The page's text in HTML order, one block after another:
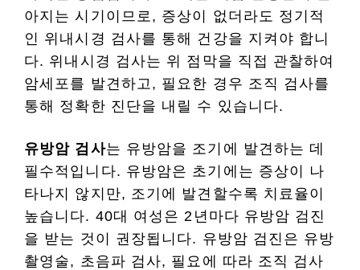
아지는 시기이므로, 증상이 없더라도 정기적
인 위내시경 검사를 통해 건강을 지켜야 합니
다. 위내시경 검사는 위 점막을 직접 관찰하여
암세포를 발견하고, 필요한 경우 조직 검사를
통해 정확한 진단을 내릴 수 있습니다.
유방암 검사는 유방암을 조기에 발견하는 데
필수적입니다. 유방암은 초기에는 증상이 나
타나지 않지만, 조기에 발견할수록 치료율이
높습니다. 40대 여성은 2년마다 유방암 검진
을 받는 것이 권장됩니다. 유방암 검진은 유방
촬영술, 초음파 검사, 필요에 따라 조직 검사